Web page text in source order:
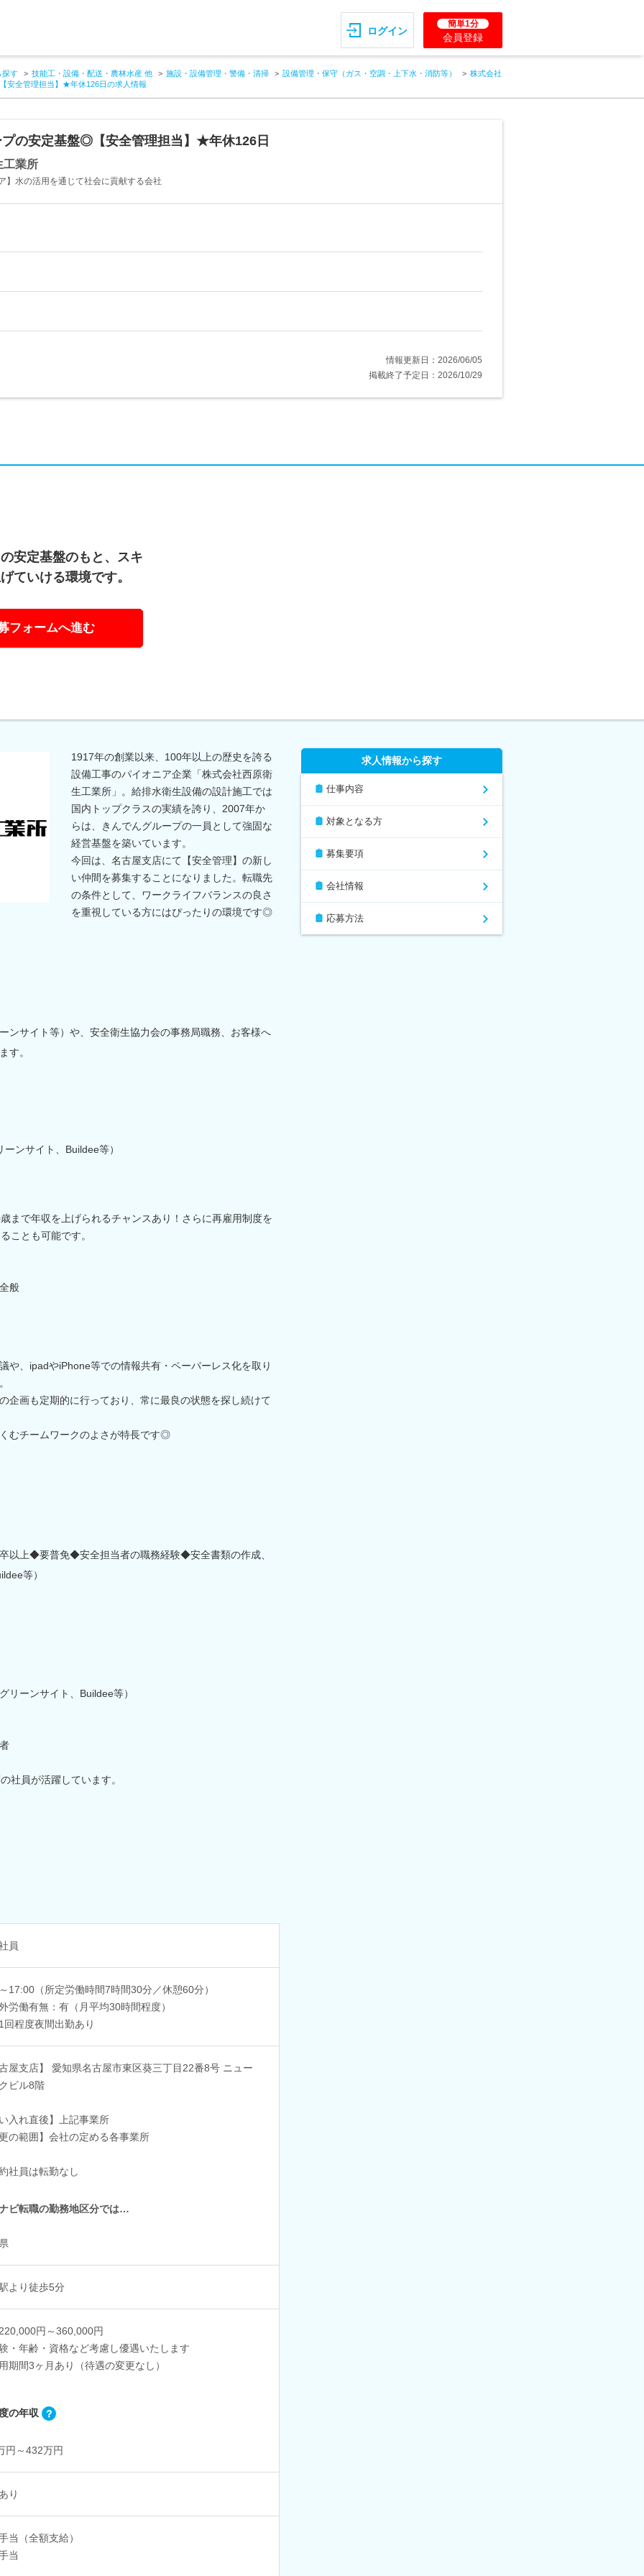
ログイン
簡単1分
会員登録
探す 技能工・設備・配送・農林水産 他 施設・設備管理・警備・清掃 設備管理・保守（ガス・空調・上下水・消防等）
株式会社
安全管理担当】★年休126日の求人情報
の安定基盤◎【安全管理担当】★年休126日
工業所
】水の活用を通じて社会に貢献する会社
情報更新日：2026/06/05
掲載終了予定日：2026/10/29
安定基盤のもと、スキ
ていける環境です。
フォームへ進む
1917年の創業以来、100年以上の歴史を誇る
設備工事のパイオニア企業「株式会社西原衛
生工業所」。給排水衛生設備の設計施工では
国内トップクラスの実績を誇り、2007年か
らは、きんでんグループの一員として強固な
経営基盤を築いています。
今回は、名古屋支店にて【安全管理】の新し
い仲間を募集することになりました。転職先
の条件として、ワークライフバランスの良さ
を重視している方にはぴったりの環境です◎
ンサイト等）や、安全衛生協力会の事務局職務、お客様へ
す。
ンサイト、Buildee等）
まで年収を上げられるチャンスあり！さらに再雇用制度を
ことも可能です。
般
や、ipadやiPhone等での情報共有・ペーパーレス化を取り
企画も定期的に行っており、常に最良の状態を探し続けて
むチームワークのよさが特長です◎
以上◆要普免◆安全担当者の職務経験◆安全書類の作成、
等）
ーンサイト、Buildee等）
社員が活躍しています。
員
17:00（所定労働時間7時間30分／休憩60分）
労働有無：有（月平均30時間程度）
程度夜間出勤あり
屋支店】 愛知県名古屋市東区葵三丁目22番8号 ニュー
ビル8階
入れ直後】上記事業所
の範囲】会社の定める各事業所
社員は転勤なし
ビ転職の勤務地区分では…
より徒歩5分
円～360,000円
・年齢・資格など考慮し優遇いたします
期間3ヶ月あり（待遇の変更なし）
の年収
円～432万円
り
当（全額支給）
当
求人情報から探す
仕事内容
対象となる方
募集要項
会社情報
応募方法